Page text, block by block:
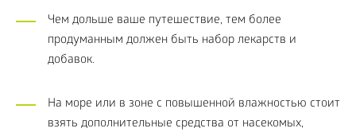
Чем дольше ваше путешествие, тем более
продуманным должен быть набор лекарств и
добавок.
На море или в зоне с повышенной влажностью стоит
взять дополнительные средства от насекомых,